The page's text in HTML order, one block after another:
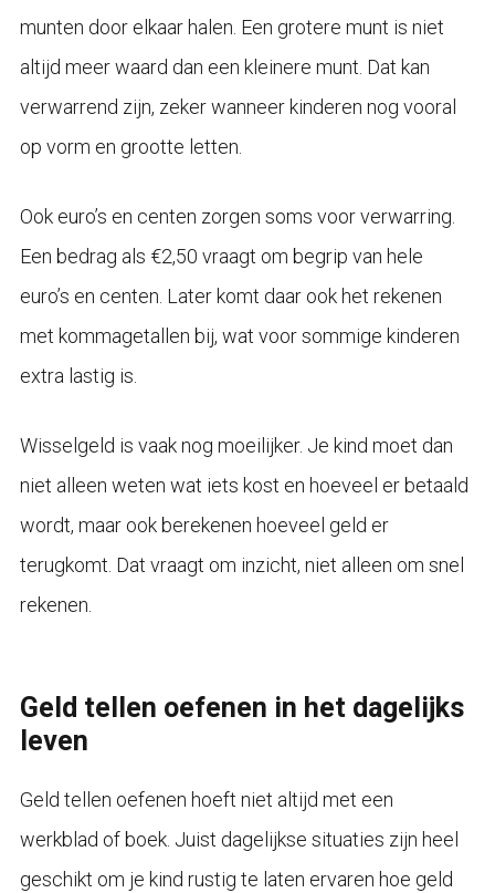
munten door elkaar halen. Een grotere munt is niet
altijd meer waard dan een kleinere munt. Dat kan
verwarrend zijn, zeker wanneer kinderen nog vooral
op vorm en grootte letten.
Ook euro’s en centen zorgen soms voor verwarring.
Een bedrag als €2,50 vraagt om begrip van hele
euro’s en centen. Later komt daar ook het rekenen
met kommagetallen bij, wat voor sommige kinderen
extra lastig is.
Wisselgeld is vaak nog moeilijker. Je kind moet dan
niet alleen weten wat iets kost en hoeveel er betaald
wordt, maar ook berekenen hoeveel geld er
terugkomt. Dat vraagt om inzicht, niet alleen om snel
rekenen.
Geld tellen oefenen in het dagelijks
leven
Geld tellen oefenen hoeft niet altijd met een
werkblad of boek. Juist dagelijkse situaties zijn heel
geschikt om je kind rustig te laten ervaren hoe geld